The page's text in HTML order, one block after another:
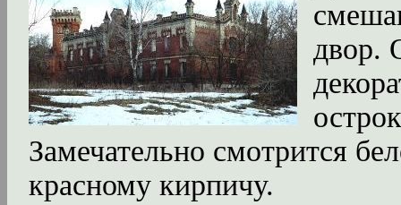
двор.
Замечательно смотрится
красному кирпичу.